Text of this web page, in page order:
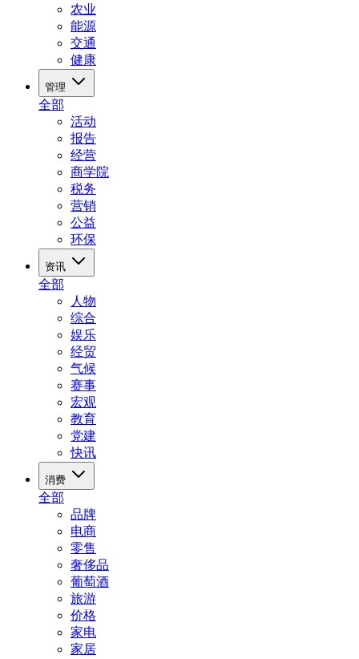
农业
能源
交通
健康
管理
全部
活动
报告
经营
商学院
税务
营销
公益
环保
资讯
全部
人物
综合
娱乐
经贸
气候
赛事
宏观
教育
党建
快讯
消费
全部
品牌
电商
零售
奢侈品
葡萄酒
旅游
价格
家电
家居